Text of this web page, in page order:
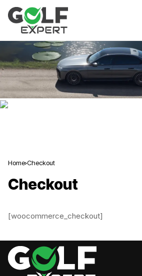
Home Checkout
Checkout
[woocommerce_checkout]